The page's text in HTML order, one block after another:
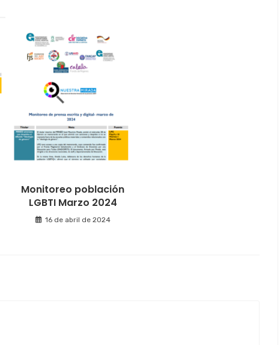
Monitoreo población
LGBTI Marzo 2024
16 de abril de 2024